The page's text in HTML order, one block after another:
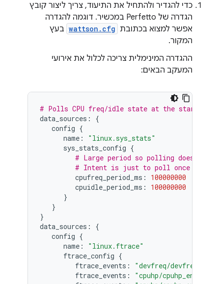
כדי להגדיר ולהתחיל את התיעוד, צריך ליצור קובץ
הגדרה של Perfetto במכשיר. דוגמה להגדרה
אפשר למצוא בכתובת wattson.cfg בעץ
המקור.
ההגדרה המינימלית צריכה לכלול את אירועי
המעקב הבאים:
# Polls CPU freq/idle state at the start of
data_sources:
{
config {
name:
"linux.sys_stats"
sys_stats_config {
# Large period so polling doesn't
# Intent is just to poll once
cpufreq_period_ms:
100000000
cpuidle_period_ms:
100000000
}
}
}
data_sources:
{
config {
name:
"linux.ftrace"
ftrace_config {
ftrace_events:
"devfreq/
ftrace_events:
"cpuhp/cpuhp_enter"